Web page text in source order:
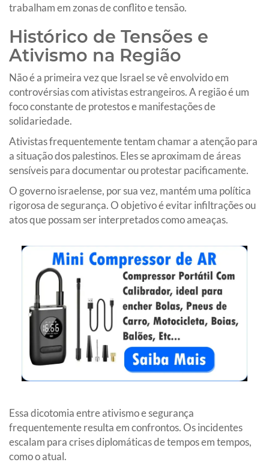
trabalham em zonas de conflito e tensão.
Histórico de Tensões e
Ativismo na Região
Não é a primeira vez que Israel se vê envolvido em
controvérsias com ativistas estrangeiros. A região é um
foco constante de protestos e manifestações de
solidariedade.
Ativistas frequentemente tentam chamar a atenção para
a situação dos palestinos. Eles se aproximam de áreas
sensíveis para documentar ou protestar pacificamente.
O governo israelense, por sua vez, mantém uma política
rigorosa de segurança. O objetivo é evitar infiltrações ou
atos que possam ser interpretados como ameaças.
Essa dicotomia entre ativismo e segurança
frequentemente resulta em confrontos. Os incidentes
escalam para crises diplomáticas de tempos em tempos,
como o atual.